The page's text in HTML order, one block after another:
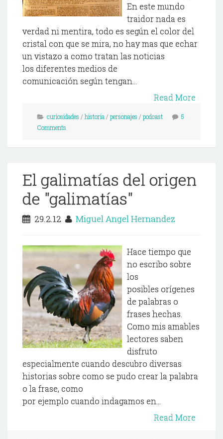
En este mundo
traidor nada es
verdad ni mentira, todo es según el color del
cristal con que se mira, no hay mas que echar
un vistazo a como tratan las noticias
los diferentes medios de
comunicación según tengan...
Read More
curiosidades / historia/ personajes / podcast
5
Comments
El galimatías del origen
de "galimatías"
29.2.12 Miguel Angel Hernandez
Hace tiempo que
no escribo sobre
los
posibles orígenes
de palabras o
frases hechas.
Como mis amables
lectores saben
disfruto
especialmente cuando descubro diversas
historias sobre como se pudo crear la palabra
o la frase, como
por ejemplo cuando indagamos en...
Read More